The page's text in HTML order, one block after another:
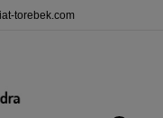
torebek.com